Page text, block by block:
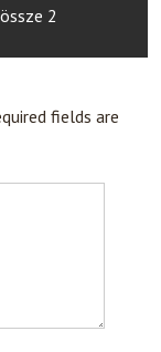
2
fields are